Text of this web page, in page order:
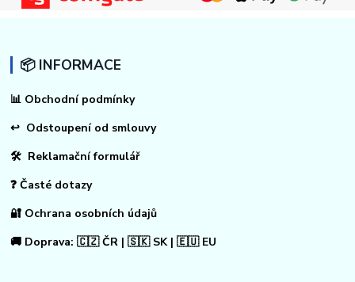
📦 INFORMACE
📊 Obchodní podmínky
↩ Odstoupení od smlouvy
🛠 Reklamační formulář
❓ Časté dotazy
🔐 Ochrana osobních údajů
🚚 Doprava: 🇨🇿 ČR | 🇸🇰 SK | 🇪🇺 EU